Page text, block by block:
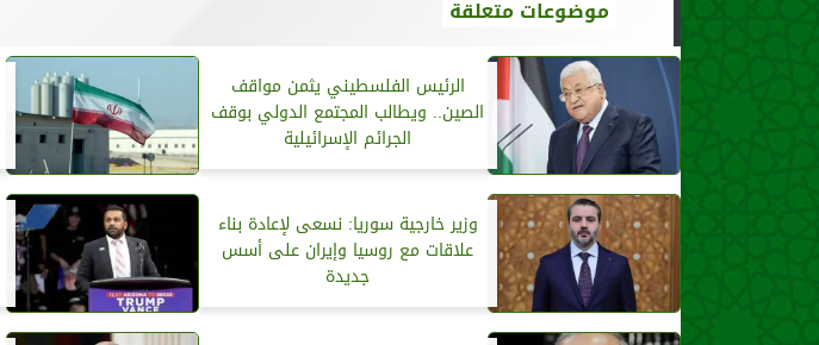
موضوعات متعلقة
الرئيس الفلسطيني يثمن مواقف
الصين.. ويطالب المجتمع الدولي بوقف
الجرائم الإسرائيلية
وزير خارجية سوريا: نسعى لإعادة بناء
علاقات مع روسيا وإيران على أسس
جديدة